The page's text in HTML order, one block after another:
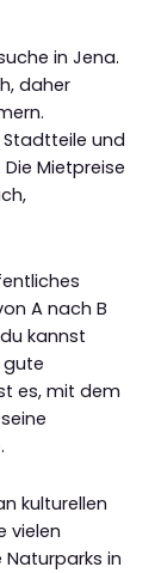
in Jena.
daher
und
Mietpreise
A nach B
kannst
gute
es, mit dem
kulturellen
vielen
Naturparks in